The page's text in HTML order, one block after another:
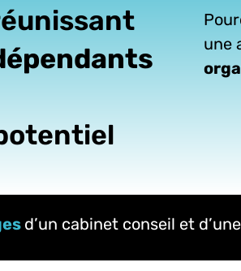
une
d’un cabinet conseil et